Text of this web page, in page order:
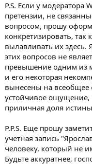
P.S. Если у модератора
претензии, не
вопросом, прошу
конкретизировать, так
вылавливать их здесь.
этих вопросов не
превышение одним из
и его некоторая
вынесены на всеобщее
устойчивое ощущение,
приличная доля
P.P.S. Еще прошу
учетная запись
человеку, который не
Будьте аккуратнее,